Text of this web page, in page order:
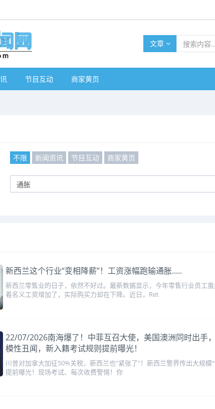
文章
节目互动 商家黄页
不限 新闻资讯 节目互动 商家黄页
新西兰这个行业“变相降薪”！工资涨幅跑输通胀.....
新西兰零售业的日子，依然不好过。最新数据显示，今年零售行业员工
着名义工资增加了，实际购买力却在下降。近日，Ret
22/07/2026南海爆了！中菲互召大使，美国澳洲同时出手
模性丑闻，新入籍考试规则提前曝光！
川普对加拿大加征50%关税，新西兰也“紧张了”！新西兰警界传出大规
提前曝光！现场考试、每次收费警惕！你